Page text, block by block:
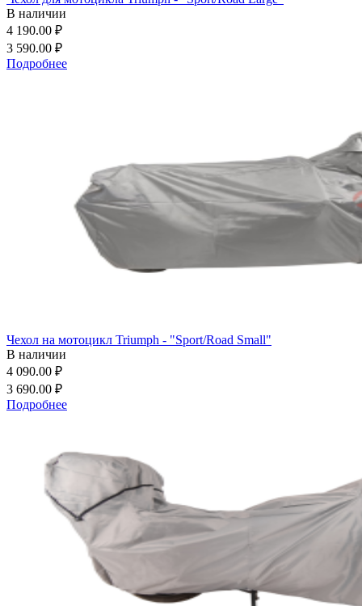
В наличии
4 190.00 ₽
3 590.00 ₽
Подробнее
Чехол на мотоцикл Triumph - "Sport/Road Small"
В наличии
4 090.00 ₽
3 690.00 ₽
Подробнее